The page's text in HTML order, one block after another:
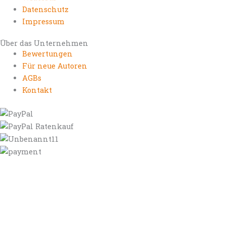
Datenschutz
Impressum
Über das Unternehmen
Bewertungen
Für neue Autoren
AGBs
Kontakt